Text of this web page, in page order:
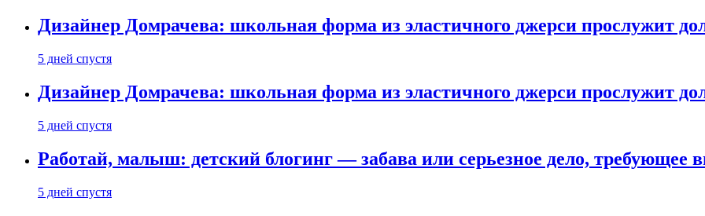
Дизайнер Домрачева: школьная форма из эластичного джерси прослужит
5 дней спустя
Дизайнер Домрачева: школьная форма из эластичного джерси прослужит
5 дней спустя
Работай, малыш: детский блогинг — забава или серьезное дело, требующее
5 дней спустя